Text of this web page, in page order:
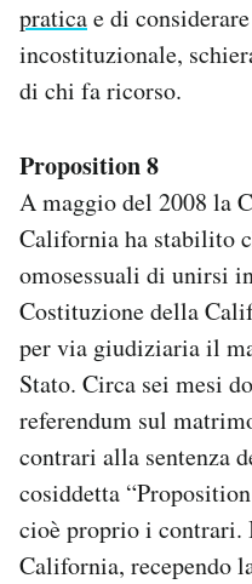
praticae di
incostituzionale,
di chi fa ricorso.
Proposition 8
A maggio del 2008 la
California ha stabilito
omosessuali di unirsi
Costituzione della
per via giudiziaria il
Stato. Circa sei mesi
referendum sul
contrari alla sentenza
cosiddetta
cioè proprio i contrari.
California, recependo